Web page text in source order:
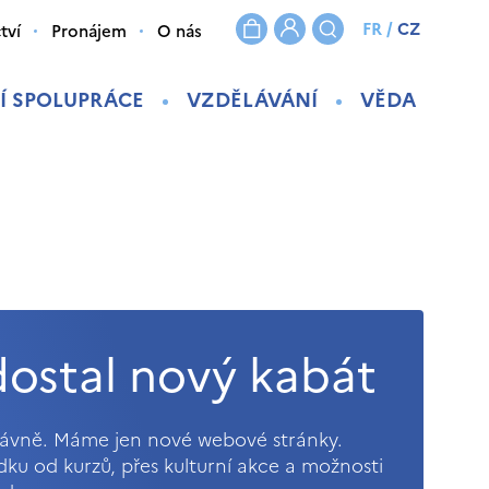
SPOLUPRÁCE VZDĚLÁVÁNÍ VĚDA
Pronájem O nás FR/CZ
nový kabát
Máme jen nové webové stránky.
od kurzů, přes kulturní akce a možnosti